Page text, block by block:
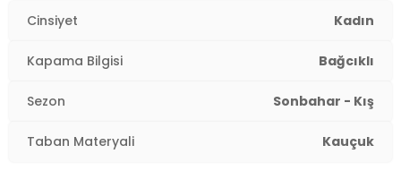
Cinsiyet Kadın
Kapama Bilgisi Bağcıklı
Sezon Sonbahar - Kış
Taban Materyali Kauçuk